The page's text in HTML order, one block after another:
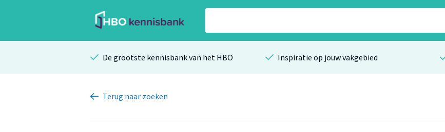
De grootste kennisbank van het HBO Inspiratie op jouw vakgebied
Terug naar zoeken